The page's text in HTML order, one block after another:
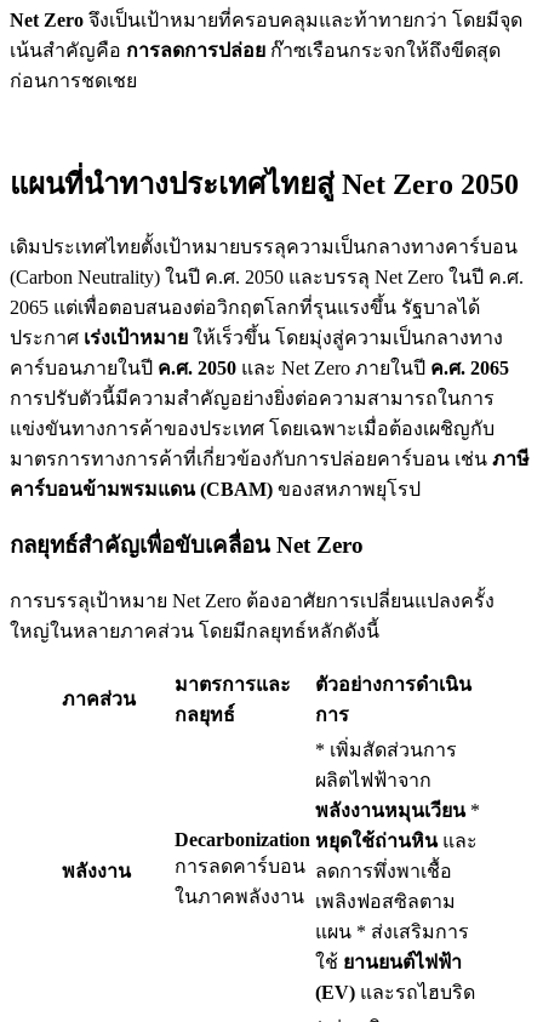
Net Zero จึงเป็นเป้าหมายที่ครอบคลุมและท้าทายกว่า โดยมีจุด
เน้นสำคัญคือ การลดการปล่อย ก๊าซเรือนกระจกให้ถึงขีดสุด
ก่อนการชดเชย
แผนที่นำทางประเทศไทยสู่ Net Zero 2050
เดิมประเทศไทยตั้งเป้าหมายบรรลุความเป็นกลางทางคาร์บอน
(Carbon Neutrality) ในปี ค.ศ. 2050 และบรรลุ Net Zero ในปี ค.ศ.
2065 แต่เพื่อตอบสนองต่อวิกฤตโลกที่รุนแรงขึ้น รัฐบาลได้
ประกาศ เร่งเป้าหมาย ให้เร็วขึ้น โดยมุ่งสู่ความเป็นกลางทาง
คาร์บอนภายในปี ค.ศ. 2050 และ Net Zero ภายในปี ค.ศ. 2065
การปรับตัวนี้มีความสำคัญอย่างยิ่งต่อความสามารถในการ
แข่งขันทางการค้าของประเทศ โดยเฉพาะเมื่อต้องเผชิญกับ
มาตรการทางการค้าที่เกี่ยวข้องกับการปล่อยคาร์บอน เช่น ภาษี
คาร์บอนข้ามพรมแดน (CBAM) ของสหภาพยุโรป
กลยุทธ์สำคัญเพื่อขับเคลื่อน Net Zero
การบรรลุเป้าหมาย Net Zero ต้องอาศัยการเปลี่ยนแปลงครั้ง
ใหญ่ในหลายภาคส่วน โดยมีกลยุทธ์หลักดังนี้
ภาคส่วน
มาตรการและ
กลยุทธ์
ตัวอย่างการดำเนิน
การ
พลังงาน
Decarbonization
การลดคาร์บอน
ในภาคพลังงาน
* เพิ่มสัดส่วนการ
ผลิตไฟฟ้าจาก
พลังงานหมุนเวียน*
หยุดใช้ถ่านหินและ
ลดการพึ่งพาเชื้อ
เพลิงฟอสซิลตาม
แผน * ส่งเสริมการ
ใช้ ยานยนต์ไฟฟ้า
(EV) และรถไฮบริด